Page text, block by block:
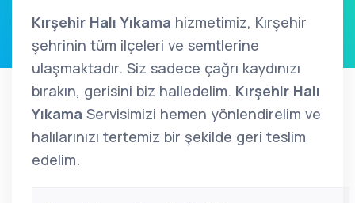
Kırşehir Halı Yıkama hizmetimiz, Kırşehir
şehrinin tüm ilçeleri ve semtlerine
ulaşmaktadır. Siz sadece çağrı kaydınızı
bırakın, gerisini biz halledelim. Kırşehir Halı
Yıkama Servisimizi hemen yönlendirelim ve
halılarınızı tertemiz bir şekilde geri teslim
edelim.